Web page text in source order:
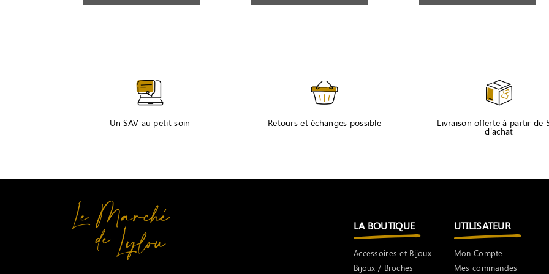
Un SAV au petit soin Retours et échanges possible Livraison offerte à partir de
d'achat
LA BOUTIQUE
Accessoires et Bijoux
Bijoux / Broches
UTILISATEUR
Mon Compte
Mes commandes